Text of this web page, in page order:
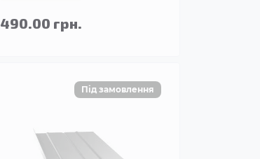
490.00 грн.